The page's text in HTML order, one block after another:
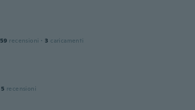
59 recensioni · 3 caricamenti
5 recensioni